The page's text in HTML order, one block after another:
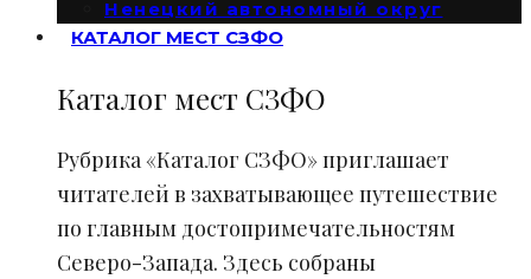
Ненецкий автономный округ
КАТАЛОГ МЕСТ СЗФО
Каталог мест СЗФО
Рубрика «Каталог СЗФО» приглашает
читателей в захватывающее путешествие
по главным достопримечательностям
Северо-Запада. Здесь собраны